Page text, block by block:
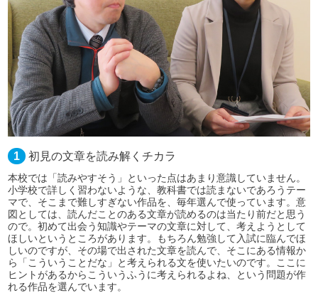
1 初見の文章を読み解くチカラ
本校では「読みやすそう」といった点はあまり意識していません。
小学校で詳しく習わないような、教科書では読まないであろうテー
マで、そこまで難しすぎない作品を、毎年選んで使っています。意
図としては、読んだことのある文章が読めるのは当たり前だと思う
ので。初めて出会う知識やテーマの文章に対して、考えようとして
ほしいというところがあります。もちろん勉強して入試に臨んでほ
しいのですが、その場で出された文章を読んで、そこにある情報か
ら「こういうことだな」と考えられる文を使いたいのです。ここに
ヒントがあるからこういうふうに考えられるよね、という問題が作
れる作品を選んでいます。